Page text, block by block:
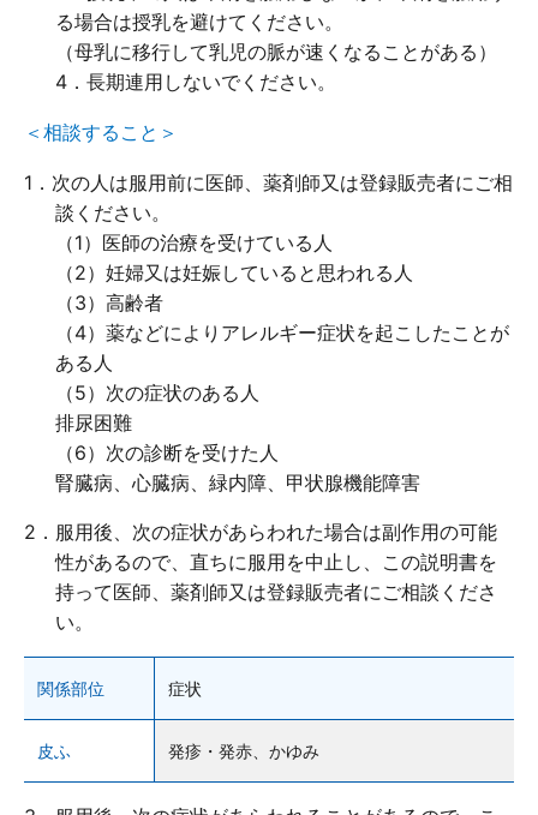
内容を確認しました
商品を買い物かごに入れる
商品を買い物かごに入れる
ロート製薬オンライン 相談窓口
0120-733-610
[受付時間／月～金：10時～16時（土・日・祝、および夏季休業日と年末年始
お問い合わせフォーム
る場合は授乳を避けてください。
（母乳に移行して乳児の脈が速くなることがある）
4．長期連用しないでください。
＜相談すること＞
1．次の人は服用前に医師、薬剤師又は登録販売者にご相
談ください。
（1）医師の治療を受けている人
（2）妊婦又は妊娠していると思われる人
（3）高齢者
（4）薬などによりアレルギー症状を起こしたことが
ある人
（5）次の症状のある人
排尿困難
（6）次の診断を受けた人
腎臓病、心臓病、緑内障、甲状腺機能障害
2．服用後、次の症状があらわれた場合は副作用の可能
性があるので、直ちに服用を中止し、この説明書を
持って医師、薬剤師又は登録販売者にご相談くださ
い。
関係部位 症状
皮ふ 発疹・発赤、かゆみ